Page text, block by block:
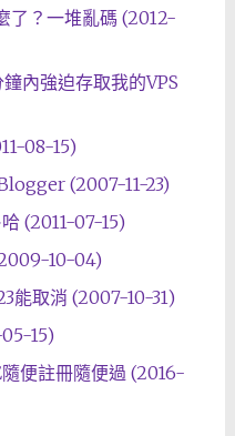
了？一堆亂碼 (2012-
內強迫存取我的VPS
08-15)
(2007-11-23)
(2011-07-15)
10-04)
能取消 (2007-10-31)
15)
便註冊隨便過 (2016-